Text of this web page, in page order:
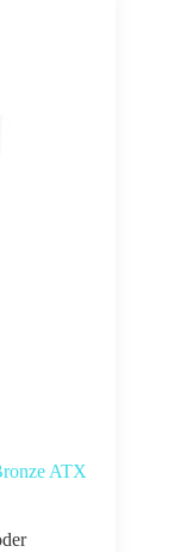
ATX